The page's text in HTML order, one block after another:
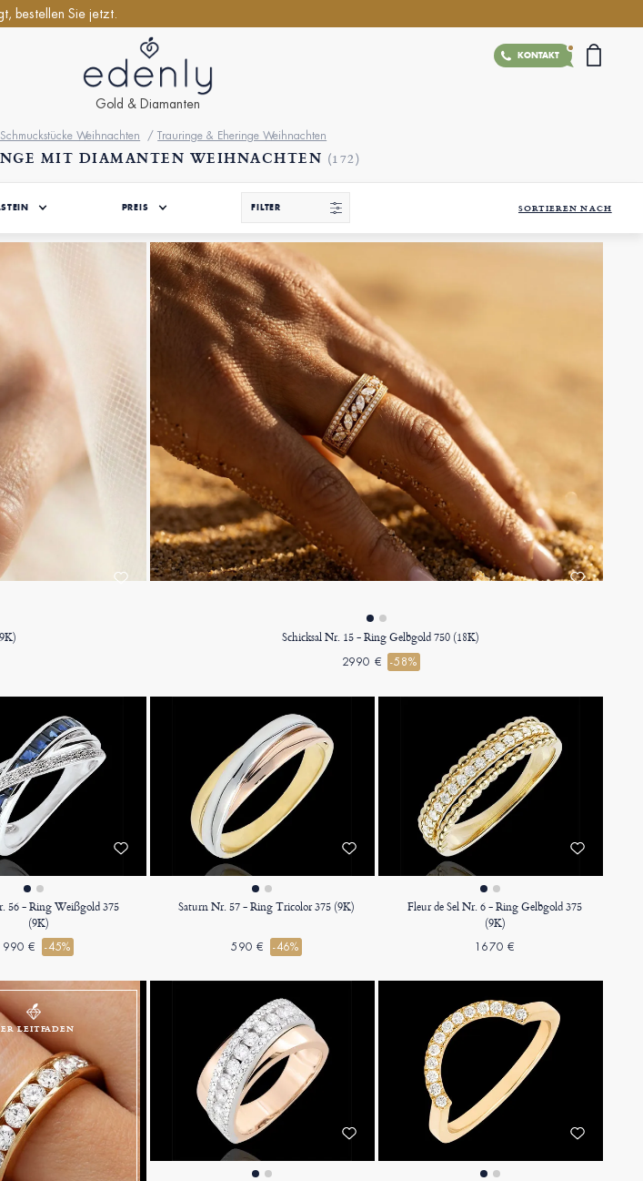
bestellen Sie jetzt.
KONTAKT
Gold & Diamanten
Weihnachten /Trauringe & Eheringe Weihnachten
MIT DIAMANTEN WEIHNACHTEN (172)
PREIS FILTER SORTIEREN NACH
Schicksal Nr. 15 - Ring Gelbgold 750 (18K)
2990 € -58%
56 - Ring Weißgold 375
(9K)
990 € -45%
Saturn Nr. 57 - Ring Tricolor 375 (9K)
590 € -46%
Fleur de Sel Nr. 6 - Ring Gelbgold 375
(9K)
1670 €
LEITFADEN